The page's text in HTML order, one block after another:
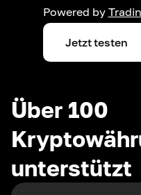
Powered by
Jetzt testen
Über 100
unterstützt